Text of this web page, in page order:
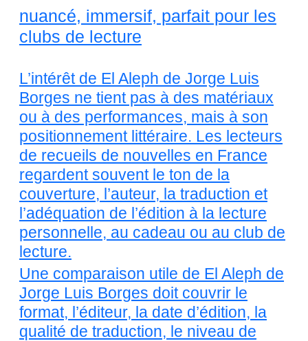
nuancé, immersif, parfait pour les
clubs de lecture
L’intérêt de El Aleph de Jorge Luis
Borges ne tient pas à des matériaux
ou à des performances, mais à son
positionnement littéraire. Les lecteurs
de recueils de nouvelles en France
regardent souvent le ton de la
couverture, l’auteur, la traduction et
l’adéquation de l’édition à la lecture
personnelle, au cadeau ou au club de
lecture.
Une comparaison utile de El Aleph de
Jorge Luis Borges doit couvrir le
format, l’éditeur, la date d’édition, la
qualité de traduction, le niveau de